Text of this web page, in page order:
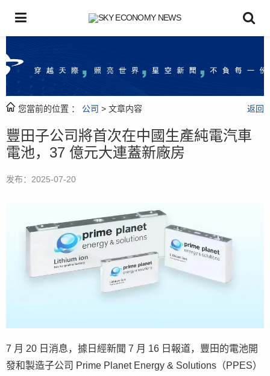
您當前的位置 ： 公司 > 文章内容 返回
豐田子公司將首次在中國生產純電汽車
電池，37 億元大連蓋新廠房
发布：2025-07-20
7 月 20 日消息，據日經新聞 7 月 16 日報道，豐田的電池開
發和製造子公司 Prime Planet Energy & Solutions（PPES）